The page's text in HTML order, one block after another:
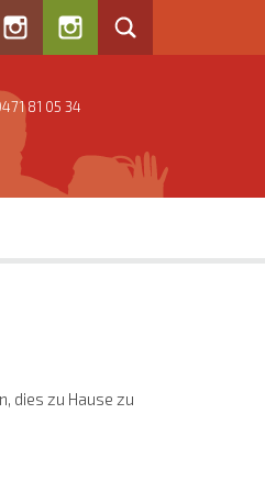
81 05 34
dies zu Hause zu